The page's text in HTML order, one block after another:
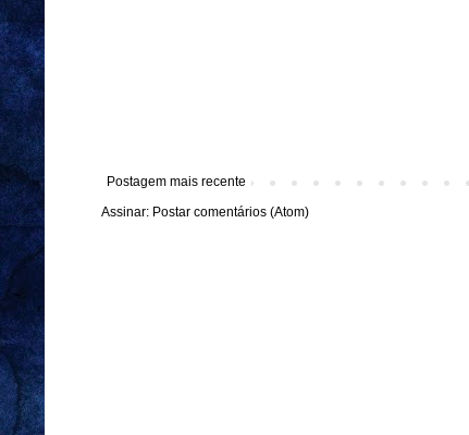
Postagem mais recente
Assinar: Postar comentários (Atom)